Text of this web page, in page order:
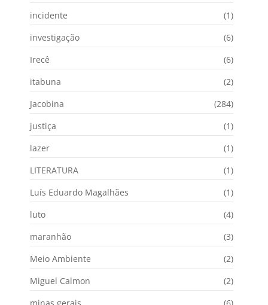
incidente
(1)
investigação
(6)
Irecê
(6)
itabuna
(2)
Jacobina
(284)
justiça
(1)
lazer
(1)
LITERATURA
(1)
Luís Eduardo Magalhães
(1)
luto
(4)
maranhão
(3)
Meio Ambiente
(2)
Miguel Calmon
(2)